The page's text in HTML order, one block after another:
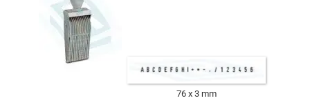
76 x 3 mm